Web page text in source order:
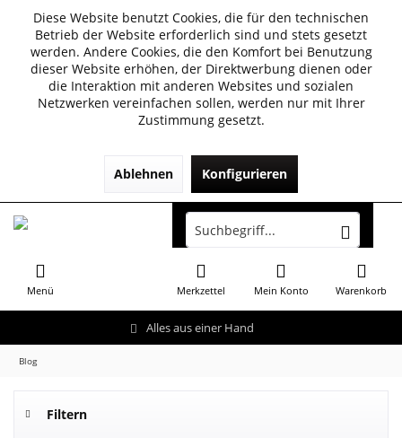
Diese Website benutzt Cookies, die für den technischen
Betrieb der Website erforderlich sind und stets gesetzt
werden. Andere Cookies, die den Komfort bei Benutzung
dieser Website erhöhen, der Direktwerbung dienen oder
die Interaktion mit anderen Websites und sozialen
Netzwerken vereinfachen sollen, werden nur mit Ihrer
Zustimmung gesetzt.
Ablehnen Konfigurieren
Alles aus einer Hand
Menü Warenkorb
Merkzettel Mein Konto
Blog
Filtern